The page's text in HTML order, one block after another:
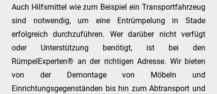
Auch Hilfsmittel wie zum Beispiel ein Transportfahrzeug
sind notwendig, um eine Entrümpelung in Stade
erfolgreich durchzuführen. Wer darüber nicht verfügt
oder Unterstützung benötigt, ist bei den
RümpelExperten® an der richtigen Adresse. Wir bieten
von der Demontage von Möbeln und
Einrichtungsgegenständen bis hin zum Abtransport und